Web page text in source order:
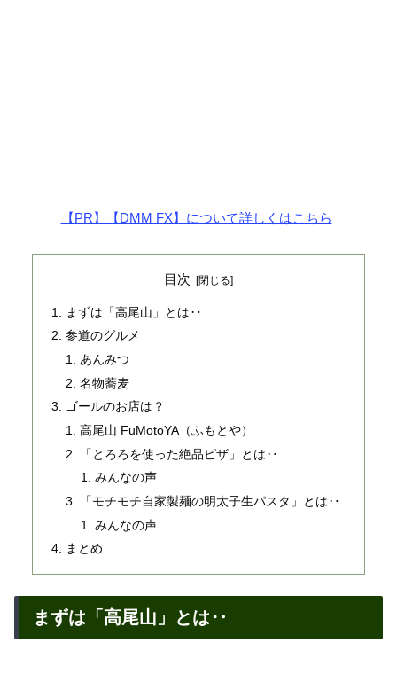
【PR】【DMM FX】について詳しくはこちら
目次
まずは「高尾山」とは‥
参道のグルメ
あんみつ
名物蕎麦
ゴールのお店は？
高尾山 FuMotoYA（ふもとや）
「とろろを使った絶品ピザ」とは‥
みんなの声
「モチモチ自家製麺の明太子生パスタ」とは‥
みんなの声
まとめ
まずは「高尾山」とは‥